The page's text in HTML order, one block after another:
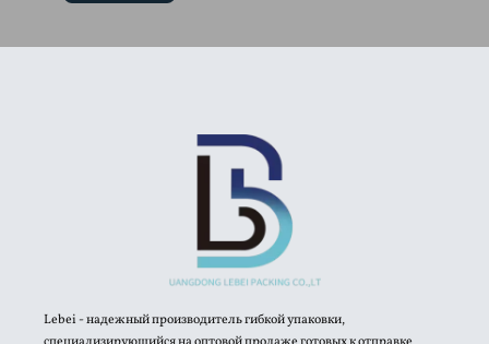
Lebei - надежный производитель гибкой упаковки,